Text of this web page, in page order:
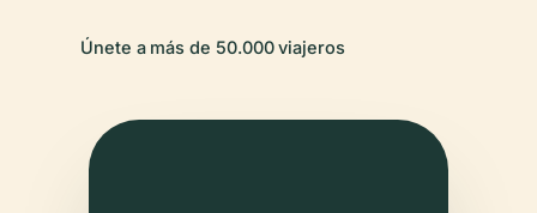
Únete a más de 50.000 viajeros